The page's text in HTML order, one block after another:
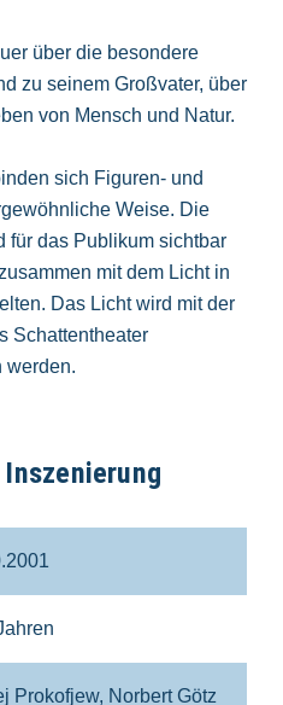
über die besondere
zu seinem Großvater, über
von Mensch und Natur.
sich Figuren- und
Weise. Die
für das Publikum sichtbar
mit dem Licht in
Das Licht wird mit der
Schattentheater
werden.
Prokofjew, Norbert Götz